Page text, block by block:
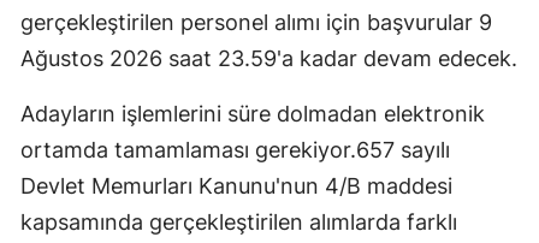
gerçekleştirilen personel alımı için başvurular 9
Ağustos 2026 saat 23.59'a kadar devam edecek.
Adayların işlemlerini süre dolmadan elektronik
ortamda tamamlaması gerekiyor.657 sayılı
Devlet Memurları Kanunu'nun 4/B maddesi
kapsamında gerçekleştirilen alımlarda farklı